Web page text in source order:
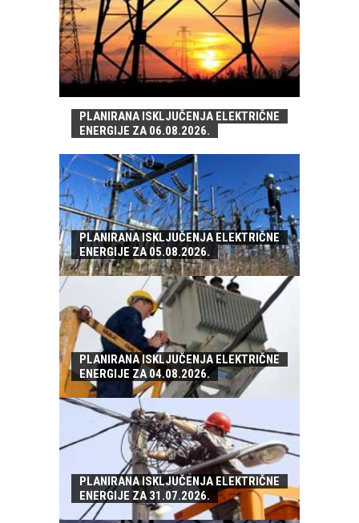
PLANIRANA ISKLJUČENJA ELEKTRIČNE
ENERGIJE ZA 06.08.2026.
PLANIRANA ISKLJUČENJA ELEKTRIČNE
ENERGIJE ZA 05.08.2026.
PLANIRANA ISKLJUČENJA ELEKTRIČNE
ENERGIJE ZA 04.08.2026.
PLANIRANA ISKLJUČENJA ELEKTRIČNE
ENERGIJE ZA 31.07.2026.